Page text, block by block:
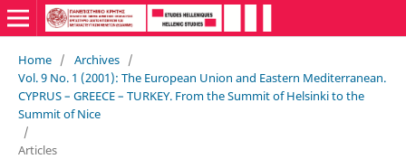
Home / Archives /
Vol. 9 No. 1 (2001): The European Union and Eastern Mediterranean.
CYPRUS – GREECE – TURKEY. From the Summit of Helsinki to the
Summit of Nice
/
Articles